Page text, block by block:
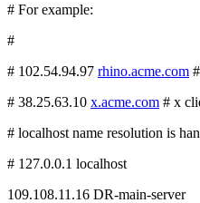
# For example:
#
# 102.54.94.97 rhino.acme.com
# 38.25.63.10 x.acme.com # x
# localhost name resolution is
# 127.0.0.1 localhost
109.108.11.16 DR-main-server